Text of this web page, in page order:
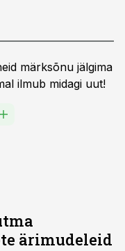
märksõnu jälgima
ilmub midagi uut!
ärimudeleid